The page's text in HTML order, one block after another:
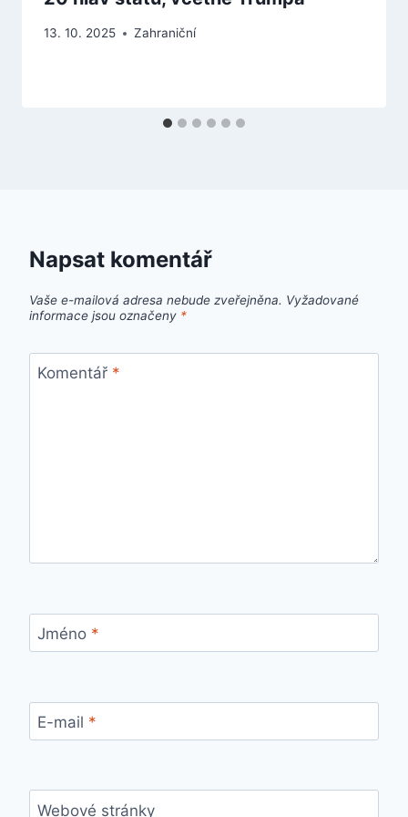
13. 10. 2025 Zahraniční
Napsat komentář
Vaše e-mailová adresa nebude zveřejněna. Vyžadované
informace jsou označeny *
Komentář *
Jméno *
E-mail *
Webové stránky